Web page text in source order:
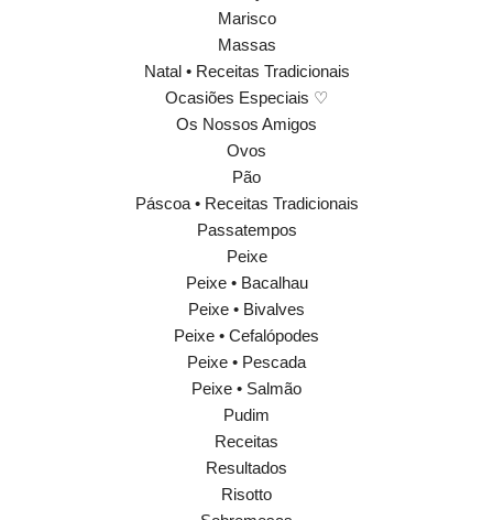
Marisco
Massas
Natal • Receitas Tradicionais
Ocasiões Especiais ♡
Os Nossos Amigos
Ovos
Pão
Páscoa • Receitas Tradicionais
Passatempos
Peixe
Peixe • Bacalhau
Peixe • Bivalves
Peixe • Cefalópodes
Peixe • Pescada
Peixe • Salmão
Pudim
Receitas
Resultados
Risotto